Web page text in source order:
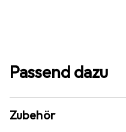
Passend dazu
Zubehör